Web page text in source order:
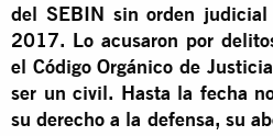
del SEBIN sin orden
2017. Lo acusaron por
el Código Orgánico de
ser un civil. Hasta la fecha
su derecho a la defensa, su